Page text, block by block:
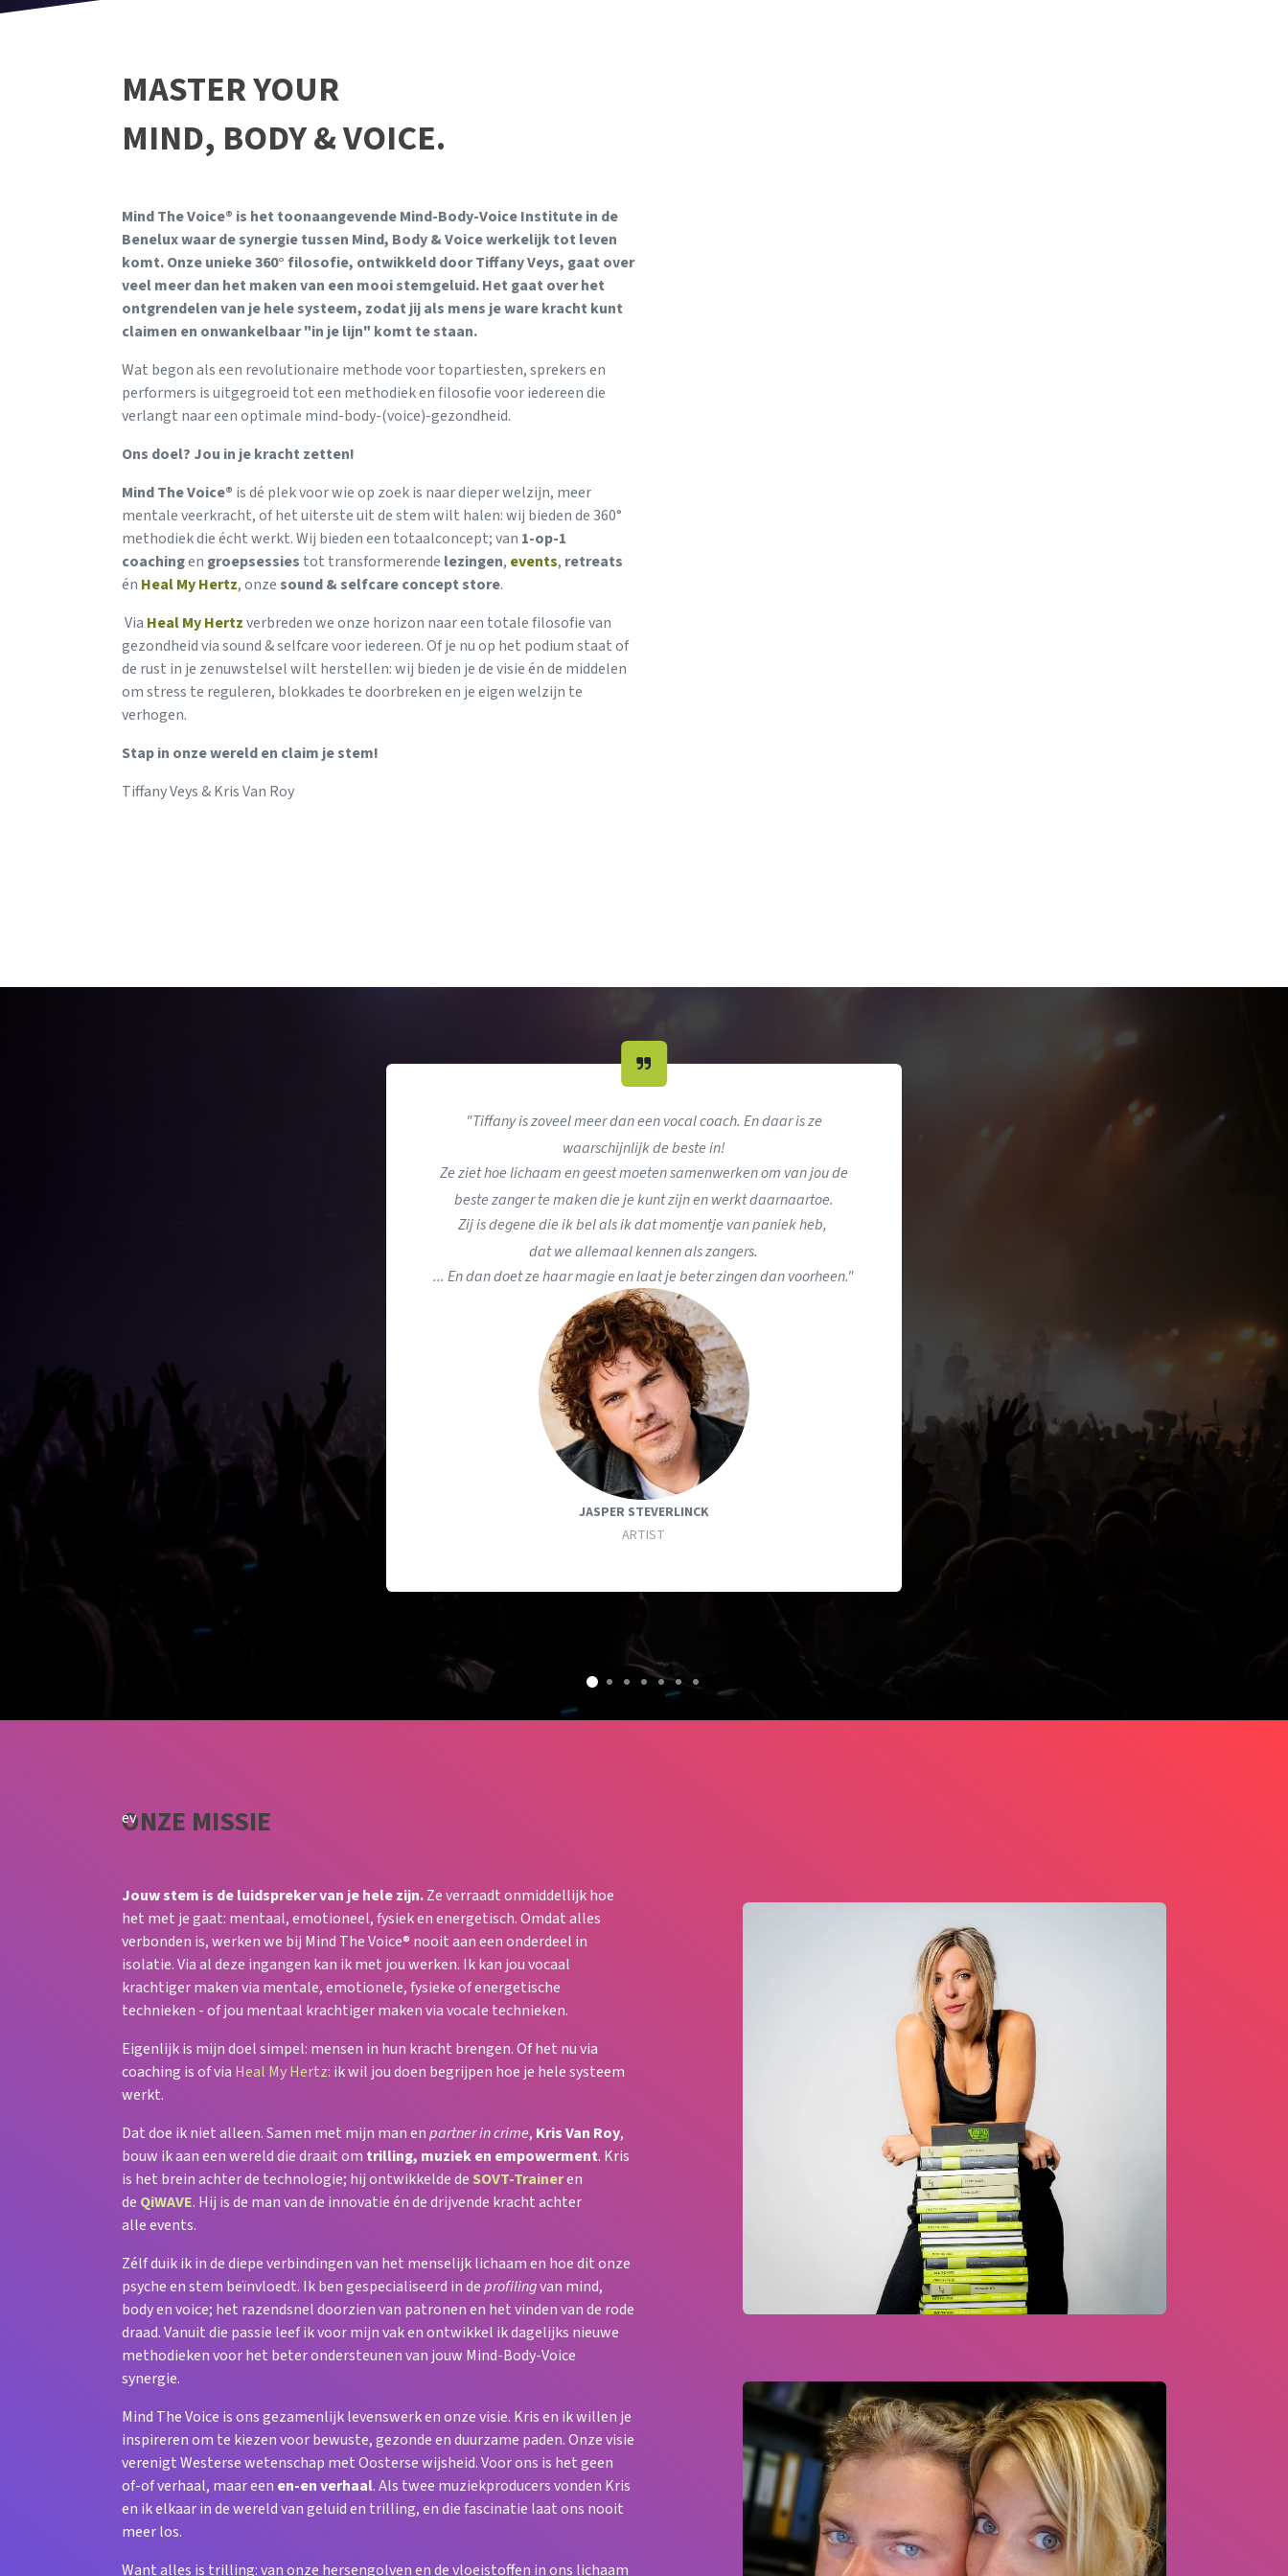
MASTER YOUR
MIND, BODY & VOICE.
Mind The Voice® is het toonaangevende Mind-Body-Voice Institute in de
Benelux waar de synergie tussen Mind, Body & Voice werkelijk tot leven
komt. Onze unieke 360° filosofie, ontwikkeld door Tiffany Veys, gaat over
veel meer dan het maken van een mooi stemgeluid. Het gaat over het
ontgrendelen van je hele systeem, zodat jij als mens je ware kracht kunt
claimen en onwankelbaar "in je lijn" komt te staan.
Wat begon als een revolutionaire methode voor topartiesten, sprekers en
performers is uitgegroeid tot een methodiek en filosofie voor iedereen die
verlangt naar een optimale mind-body-(voice)-gezondheid.
Ons doel? Jou in je kracht zetten!
Mind The Voice® is dé plek voor wie op zoek is naar dieper welzijn, meer
mentale veerkracht, of het uiterste uit de stem wilt halen: wij bieden de 360°
methodiek die écht werkt. Wij bieden een totaalconcept; van 1-op-1
coachingen groepsessies tot transformerende lezingen, events, retreats
én Heal My Hertz, onzesound &selfcare concept store.
Via Heal My Hertzverbreden we onze horizon naar een totale filosofie van
gezondheid via sound & selfcare voor iedereen. Of je nu op het podium staat of
de rust in je zenuwstelsel wilt herstellen: wij bieden je de visie én de middelen
om stress te reguleren, blokkades te doorbreken en je eigen welzijn te
verhogen.
Stap in onze wereld en claim je stem!
Tiffany Veys & Kris Van Roy
"Tiffany is zoveel meer dan een vocal coach. En daar is ze
waarschijnlijk de beste in!
Ze ziet hoe lichaam en geest moeten samenwerken om van jou de
beste zanger te maken die je kunt zijn en werkt daarnaartoe.
Zij is degene die ik bel als ik dat momentje van paniek heb,
dat we allemaal kennen als zangers.
... En dan doet ze haar magie en laat je beter zingen dan voorheen."
JASPER STEVERLINCK
ARTIST
ONZE MISSIE
Jouw stem is de luidspreker van je hele zijn.Ze verraadt onmiddellijk hoe
het met je gaat: mentaal, emotioneel, fysiek en energetisch. Omdat alles
verbonden is, werken we bij Mind The Voice® nooit aan een onderdeel in
isolatie. Via al deze ingangen kan ik met jou werken. Ik kan jou vocaal
krachtiger maken via mentale, emotionele, fysieke of energetische
technieken - of jou mentaal krachtiger maken via vocale technieken.
Eigenlijk is mijn doel simpel: mensen in hun kracht brengen. Of het nu via
coaching is of via Heal My Hertz: ik wil jou doen begrijpen hoe je hele systeem
werkt.
Dat doe ik niet alleen. Samen met mijn man enpartner in crime, Kris Van Roy,
bouw ik aan een wereld die draait om trilling, muziek en empowerment. Kris
is het brein achter de technologie; hij ontwikkelde deSOVT-Traineren
de QiWAVE. Hij is de man van de innovatie én de drijvende kracht achter
alle events.
Zélf duik ik in de diepe verbindingen van het menselijk lichaam en hoe dit onze
psyche en stem beïnvloedt. Ik ben gespecialiseerd in deprofilingvan mind,
body en voice; het razendsnel doorzien van patronen en het vinden van de rode
draad. Vanuit die passie leef ik voor mijn vak en ontwikkel ik dagelijks nieuwe
methodieken voor het beter ondersteunen van jouw Mind-Body-Voice
synergie.
Mind The Voice is ons gezamenlijk levenswerk en onze visie. Kris en ik willen je
inspireren om te kiezen voor bewuste, gezonde en duurzame paden. Onze visie
verenigt Westerse wetenschap met Oosterse wijsheid. Voor ons is het geen
of-of verhaal, maar een en-en verhaal. Als twee muziekproducers vonden Kris
en ik elkaar in de wereld van geluid en trilling, en die fascinatie laat ons nooit
meer los.
Want alles is trilling: van onze hersengolven en de vloeistoffen in ons lichaam
ev